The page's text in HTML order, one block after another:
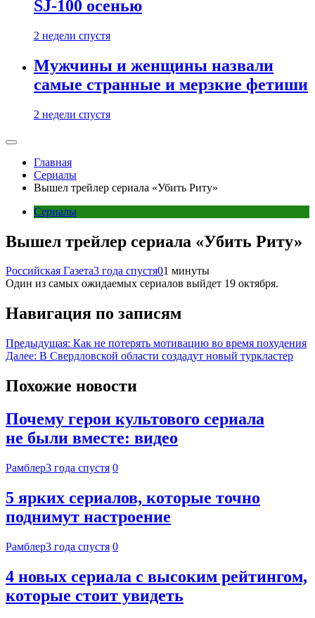
SJ-100 осенью
2 недели спустя
Мужчины и женщины назвали
самые странные и мерзкие фетиши
2 недели спустя
Главная
Сериалы
Вышел трейлер сериала «Убить Риту»
Сериалы
Вышел трейлер сериала «Убить Риту»
Российская Газета3 года спустя01 минуты
Один из самых ожидаемых сериалов выйдет 19 октября.
Навигация по записям
Предыдущая: Как не потерять мотивацию во время похудения
Далее: В Свердловской области создадут новый туркластер
Похожие новости
Почему герои культового сериала
не были вместе: видео
Рамблер3 года спустя 0
5 ярких сериалов, которые точно
поднимут настроение
Рамблер3 года спустя 0
4 новых сериала с высоким рейтингом,
которые стоит увидеть